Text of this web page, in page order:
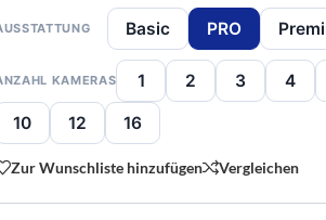
Basic PRO
KAMERAS 1 2 3 4
10 12 16
Zur Wunschliste hinzufügen Vergleichen